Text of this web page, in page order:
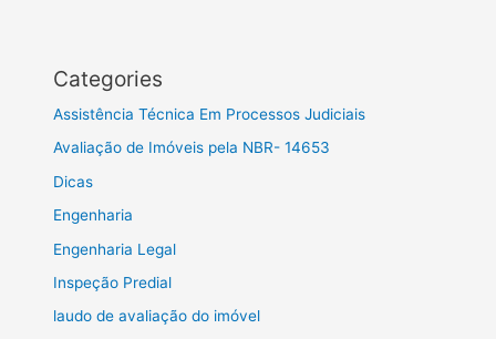
Categories
Assistência Técnica Em Processos Judiciais
Avaliação de Imóveis pela NBR- 14653
Dicas
Engenharia
Engenharia Legal
Inspeção Predial
laudo de avaliação do imóvel